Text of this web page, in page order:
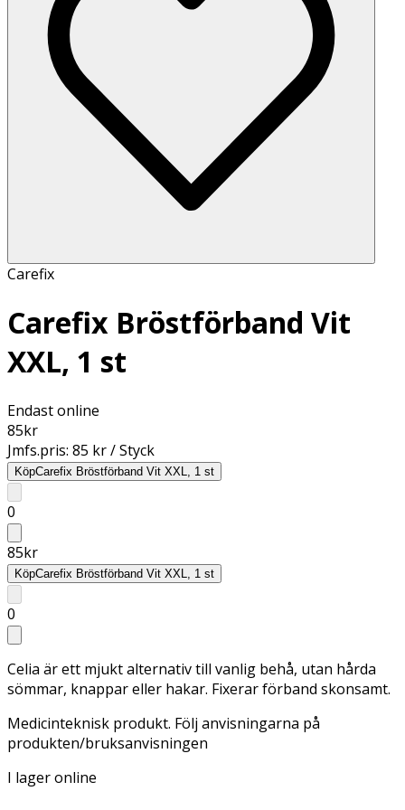
Carefix
Carefix Bröstförband Vit
XXL, 1 st
Endast online
85kr
Jmfs.pris: 85 kr / Styck
KöpCarefix Bröstförband Vit XXL, 1 st
0
85kr
KöpCarefix Bröstförband Vit XXL, 1 st
0
Celia är ett mjukt alternativ till vanlig behå, utan hårda
sömmar, knappar eller hakar. Fixerar förband skonsamt.
Medicinteknisk produkt. Följ anvisningarna på
produkten/bruksanvisningen
I lager online